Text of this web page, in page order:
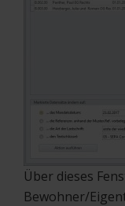
Über dieses
Bewohner/